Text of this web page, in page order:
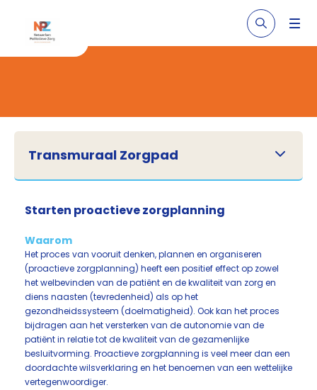
Transmuraal Zorgpad
Starten proactieve zorgplanning
Waarom
Het proces van vooruit denken, plannen en organiseren
(proactieve zorgplanning) heeft een positief effect op zowel
het welbevinden van de patiënt en de kwaliteit van zorg en
diens naasten (tevredenheid) als op het
gezondheidssysteem (doelmatigheid). Ook kan het proces
bijdragen aan het versterken van de autonomie van de
patiënt in relatie tot de kwaliteit van de gezamenlijke
besluitvorming. Proactieve zorgplanning is veel meer dan een
doordachte wilsverklaring en het benoemen van een wettelijke
vertegenwoordiger.